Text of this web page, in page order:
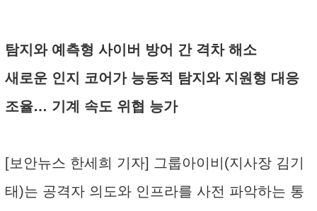
탐지와 예측형 사이버 방어 간 격차 해소
새로운 인지 코어가 능동적 탐지와 지원형 대응
조율… 기계 속도 위협 능가
[보안뉴스 한세희 기자] 그룹아이비(지사장 김기
태)는 공격자 의도와 인프라를 사전 파악하는 통